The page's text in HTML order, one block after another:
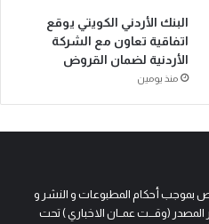
البنك الأردني الكويتي يوقع
اتفاقية تعاون مع الشركة
الأردنية لضمان القروض
منذ يومين
بموجب أحكام المطبوعات و النشر و
(وقـــت عمــان الاخباري ) تحت